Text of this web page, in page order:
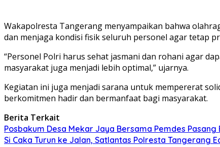
Wakapolresta Tangerang menyampaikan bahwa
dan menjaga kondisi fisik seluruh personel agar tetap
“Personel Polri harus sehat jasmani dan rohani agar
masyarakat juga menjadi lebih optimal,” ujarnya.
Kegiatan ini juga menjadi sarana untuk mempererat
berkomitmen hadir dan bermanfaat bagi masyarakat.
Berita Terkait
Posbakum Desa Mekar Jaya Bersama Pemdes
Si Caka Turun ke Jalan, Satlantas Polresta Tangerang